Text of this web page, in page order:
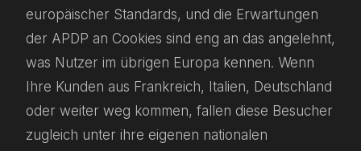
europäischer Standards, und die Erwartungen
der APDP an Cookies sind eng an das angelehnt,
was Nutzer im übrigen Europa kennen. Wenn
Ihre Kunden aus Frankreich, Italien, Deutschland
oder weiter weg kommen, fallen diese Besucher
zugleich unter ihre eigenen nationalen